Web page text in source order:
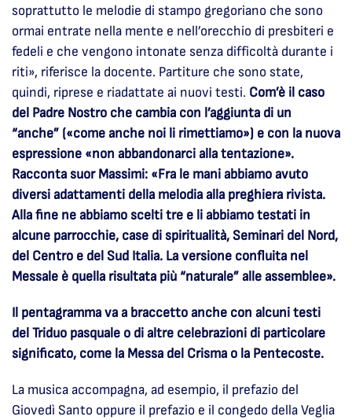
soprattutto le melodie di stampo gregoriano che sono
ormai entrate nella mente e nell’orecchio di presbiteri e
fedeli e che vengono intonate senza difficoltà durante i
riti», riferisce la docente. Partiture che sono state,
quindi, riprese e riadattate ai nuovi testi. Com’è il caso
del Padre Nostro che cambia con l’aggiunta di un
“anche” («come anche noi li rimettiamo») e con la nuova
espressione «non abbandonarci alla tentazione».
Racconta suor Massimi: «Fra le mani abbiamo avuto
diversi adattamenti della melodia alla preghiera rivista.
Alla fine ne abbiamo scelti tre e li abbiamo testati in
alcune parrocchie, case di spiritualità, Seminari del Nord,
del Centro e del Sud Italia. La versione confluita nel
Messale è quella risultata più “naturale” alle assemblee».
Il pentagramma va a braccetto anche con alcuni testi
del Triduo pasquale o di altre celebrazioni di particolare
significato, come la Messa del Crisma o la Pentecoste.
La musica accompagna, ad esempio, il prefazio del
Giovedì Santo oppure il prefazio e il congedo della Veglia